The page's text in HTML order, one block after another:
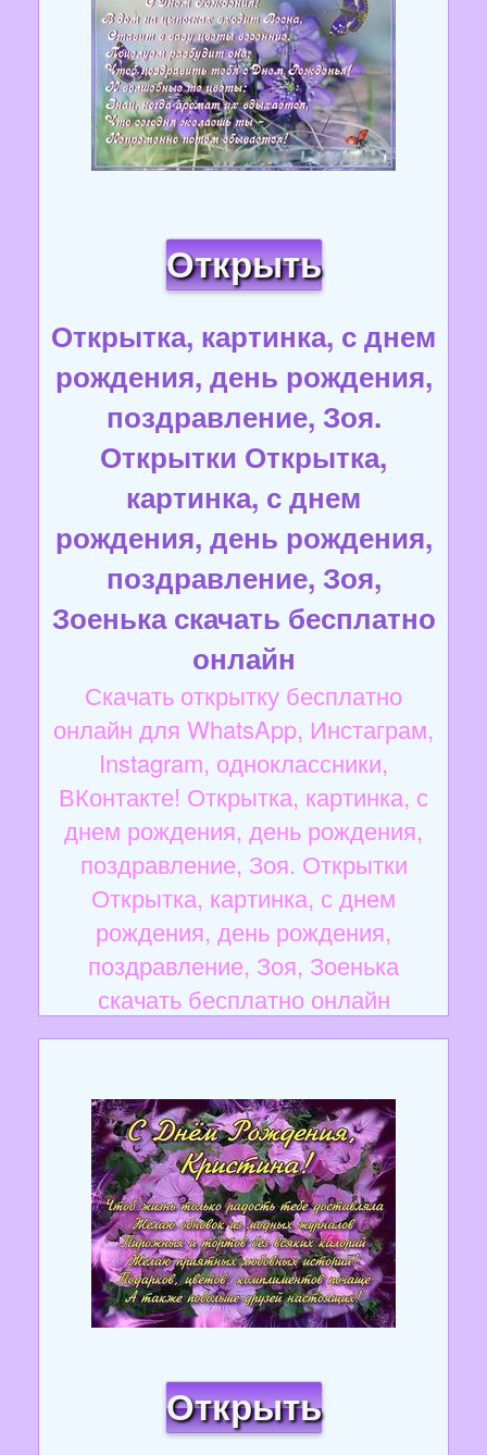
Открыть
Открытка, картинка, с днем
рождения, день рождения,
поздравление, Зоя.
Открытки Открытка,
картинка, с днем
рождения, день рождения,
поздравление, Зоя,
Зоенька скачать бесплатно
онлайн
Скачать открытку бесплатно
онлайн для WhatsApp, Инстаграм,
Instagram, одноклассники,
ВКонтакте! Открытка, картинка, с
днем рождения, день рождения,
поздравление, Зоя. Открытки
Открытка, картинка, с днем
рождения, день рождения,
поздравление, Зоя, Зоенька
скачать бесплатно онлайн
Открыть